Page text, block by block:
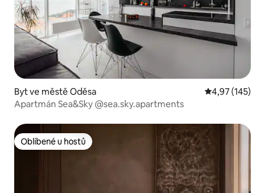
Byt ve městě Oděsa Průměrné
4,97 (145)
Apartmán Sea&Sky @sea.sky.apartments
Oblíbené u hostů
Oblíbené u hostů